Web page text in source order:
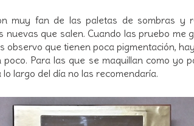
muy fan de las paletas de sombras y
nuevas que salen. Cuando las pruebo me
observo que tienen poca pigmentación,
Para las que se maquillan como yo
largo del día no las recomendaría.